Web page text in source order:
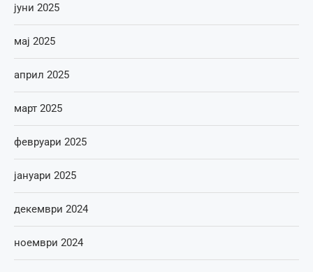
јуни 2025
мај 2025
април 2025
март 2025
февруари 2025
јануари 2025
декември 2024
ноември 2024